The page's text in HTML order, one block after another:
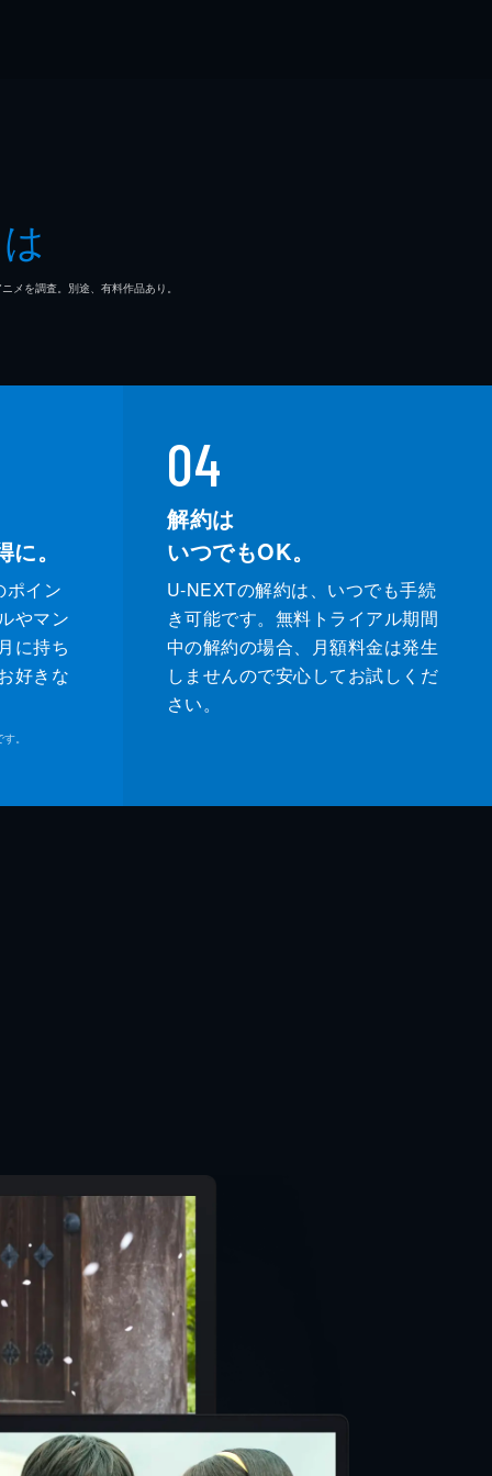
を調査。別途、有料作品あり。
。
ポイン
やマン
に持ち
好きな
。
04
解約は
いつでもOK。
U-NEXTの解約は、いつでも手続
き可能です。無料トライアル期間
中の解約の場合、月額料金は発生
しませんので安心してお試しくだ
さい。